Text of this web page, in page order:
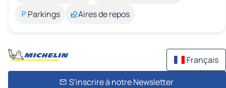
Parkings
Aires de repos
Français
S'inscrire à notre Newsletter